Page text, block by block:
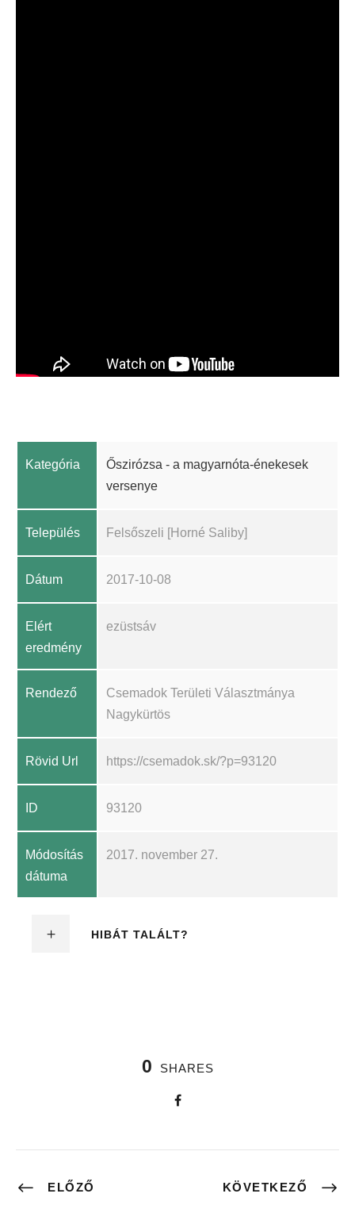
Kategória
Őszirózsa - a magyarnóta-énekesek
versenye
Település Felsőszeli [Horné Saliby]
Dátum 2017-10-08
Elért
eredmény
ezüstsáv
Rendező
Csemadok Területi Választmánya
Nagykürtös
Rövid Url https://csemadok.sk/?p=93120
ID 93120
Módosítás
dátuma
2017. november 27.
HIBÁT TALÁLT?
0 SHARES
ELŐZŐ KÖVETKEZŐ